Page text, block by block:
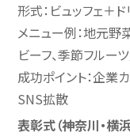
形式：ビュッフェ＋
メニュー例：地元野
ビーフ、季節フルー
成功ポイント：企業
SNS拡散
表彰式（神奈川・横浜